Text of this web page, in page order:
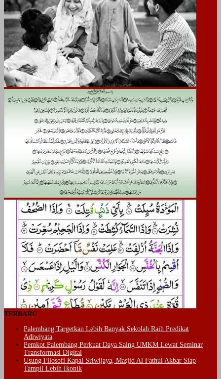
TERBARU
Palembang Targetkan Lebih Banyak Sekolah Raih Predikat
Adiwiyata
Pemkot Palembang Perkuat Daya Saing UMKM Lewat Seminar
Transformasi Digital
Usung Filosofi Kapal Sriwijaya, Masjid Al Fathul Akbar Siap
Tampil Lebih Ikonik